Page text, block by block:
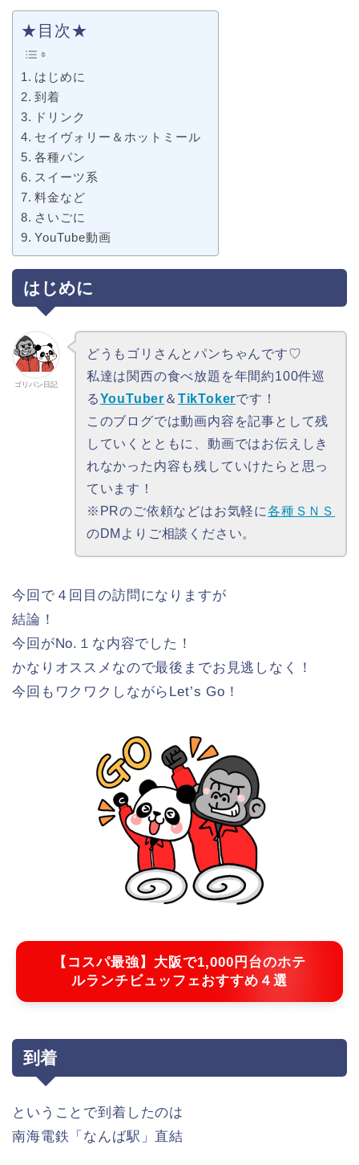
★目次★
はじめに
到着
ドリンク
セイヴォリー＆ホットミール
各種パン
スイーツ系
料金など
さいごに
YouTube動画
はじめに
ゴリパン日記
どうもゴリさんとパンちゃんです♡
私達は関西の食べ放題を年間約100件巡
るYouTuber ＆ TikTokerです！
このブログでは動画内容を記事として残
していくとともに、動画ではお伝えしき
れなかった内容も残していけたらと思っ
ています！
※PRのご依頼などはお気軽に各種ＳＮＳ
のDMよりご相談ください。
今回で４回目の訪問になりますが
結論！
今回がNo.１な内容でした！
かなりオススメなので最後までお見逃しなく！
今回もワクワクしながらLet’s Go！
【コスパ最強】大阪で1,000円台のホテ
ルランチビュッフェおすすめ４選
到着
ということで到着したのは
南海電鉄「なんば駅」直結